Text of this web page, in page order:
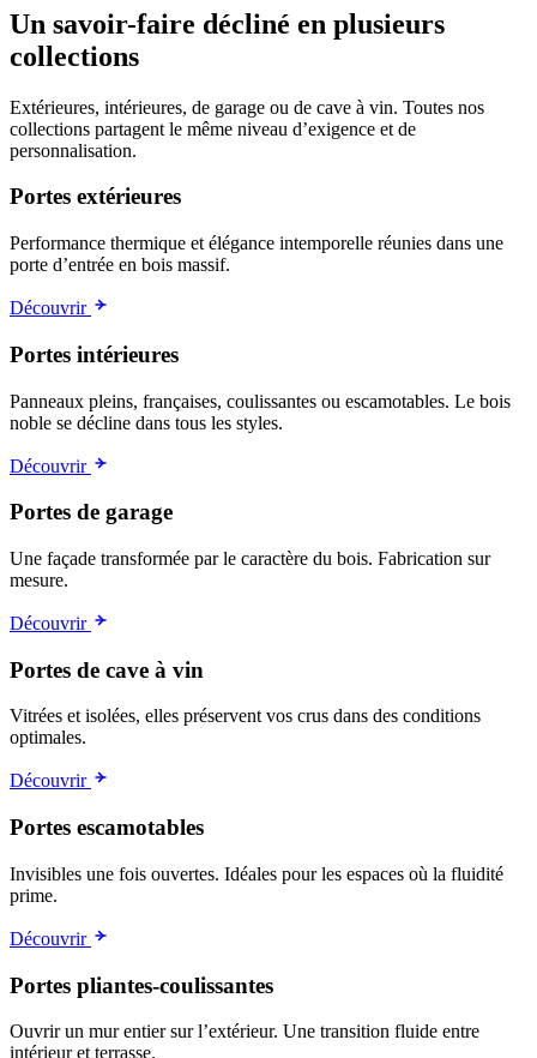
Un savoir-faire décliné en plusieurs
collections
Extérieures, intérieures, de garage ou de cave à vin. Toutes nos
collections partagent le même niveau d’exigence et de
personnalisation.
Portes extérieures
Performance thermique et élégance intemporelle réunies dans une
porte d’entrée en bois massif.
Découvrir
Portes intérieures
Panneaux pleins, françaises, coulissantes ou escamotables. Le bois
noble se décline dans tous les styles.
Découvrir
Portes de garage
Une façade transformée par le caractère du bois. Fabrication sur
mesure.
Découvrir
Portes de cave à vin
Vitrées et isolées, elles préservent vos crus dans des conditions
optimales.
Découvrir
Portes escamotables
Invisibles une fois ouvertes. Idéales pour les espaces où la fluidité
prime.
Découvrir
Portes pliantes-coulissantes
Ouvrir un mur entier sur l’extérieur. Une transition fluide entre
intérieur et terrasse.